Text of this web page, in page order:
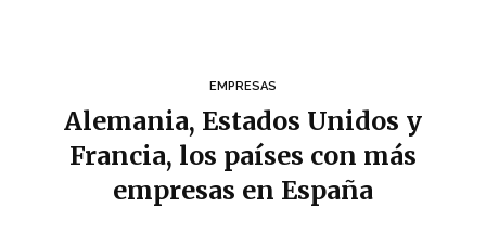
EMPRESAS
Alemania, Estados Unidos y
Francia, los países con más
empresas en España